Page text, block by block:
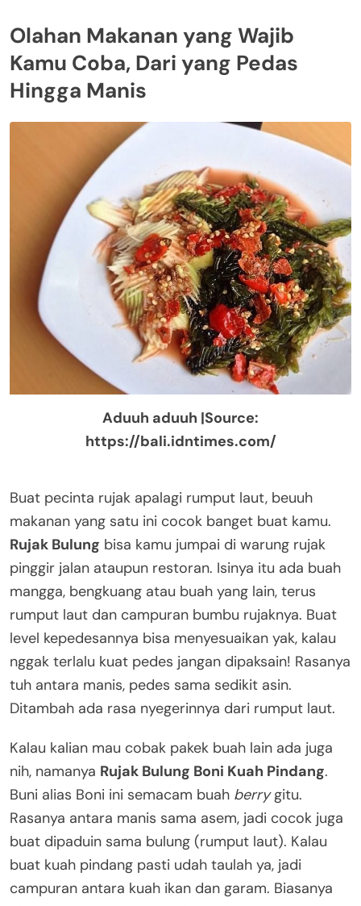
Olahan Makanan yang Wajib
Kamu Coba, Dari yang Pedas
Hingga Manis
Aduuh aduuh |Source:
https://bali.idntimes.com/
Buat pecinta rujak apalagi rumput laut, beuuh
makanan yang satu ini cocok banget buat kamu.
Rujak Bulung bisa kamu jumpai di warung rujak
pinggir jalan ataupun restoran. Isinya itu ada buah
mangga, bengkuang atau buah yang lain, terus
rumput laut dan campuran bumbu rujaknya. Buat
level kepedesannya bisa menyesuaikan yak, kalau
nggak terlalu kuat pedes jangan dipaksain! Rasanya
tuh antara manis, pedes sama sedikit asin.
Ditambah ada rasa nyegerinnya dari rumput laut.
Kalau kalian mau cobak pakek buah lain ada juga
nih, namanya Rujak Bulung Boni Kuah Pindang.
Buni alias Boni ini semacam buah berrygitu.
Rasanya antara manis sama asem, jadi cocok juga
buat dipaduin sama bulung (rumput laut). Kalau
buat kuah pindang pasti udah taulah ya, jadi
campuran antara kuah ikan dan garam. Biasanya